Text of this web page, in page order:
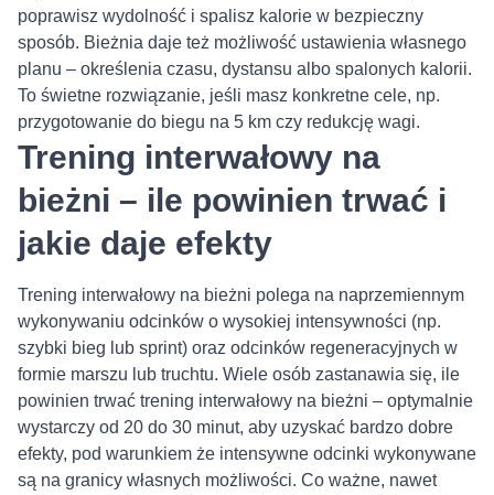
poprawisz wydolność i spalisz kalorie w bezpieczny
sposób. Bieżnia daje też możliwość ustawienia własnego
planu – określenia czasu, dystansu albo spalonych kalorii.
To świetne rozwiązanie, jeśli masz konkretne cele, np.
przygotowanie do biegu na 5 km czy redukcję wagi.
Trening interwałowy na
bieżni – ile powinien trwać i
jakie daje efekty
Trening interwałowy na bieżni polega na naprzemiennym
wykonywaniu odcinków o wysokiej intensywności (np.
szybki bieg lub sprint) oraz odcinków regeneracyjnych w
formie marszu lub truchtu. Wiele osób zastanawia się, ile
powinien trwać trening interwałowy na bieżni – optymalnie
wystarczy od 20 do 30 minut, aby uzyskać bardzo dobre
efekty, pod warunkiem że intensywne odcinki wykonywane
są na granicy własnych możliwości. Co ważne, nawet